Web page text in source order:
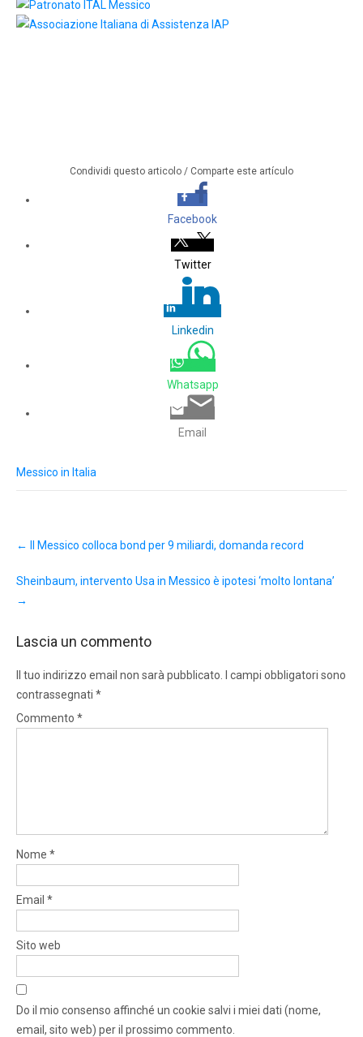
Condividi questo articolo / Comparte este artículo
Facebook
Twitter
Linkedin
Whatsapp
Email
Messico in Italia
navigation
← Il Messico colloca bond per 9 miliardi, domanda record
Sheinbaum, intervento Usa in Messico è ipotesi ‘molto lontana’
→
Lascia un commento
Il tuo indirizzo email non sarà pubblicato.
I campi obbligatori sono
contrassegnati *
Commento *
Nome *
Email *
Sito web
Do il mio consenso affinché un cookie salvi i miei dati (nome,
email, sito web) per il prossimo commento.